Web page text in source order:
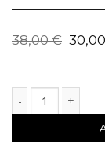
38,00€
Zerbino in cocco